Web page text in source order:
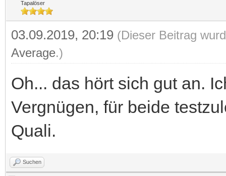
Tapalöser
03.09.2019, 20:19 (Dieser Beitrag
Average.)
Oh... das hört sich gut an.
Vergnügen, für beide
Quali.
Suchen